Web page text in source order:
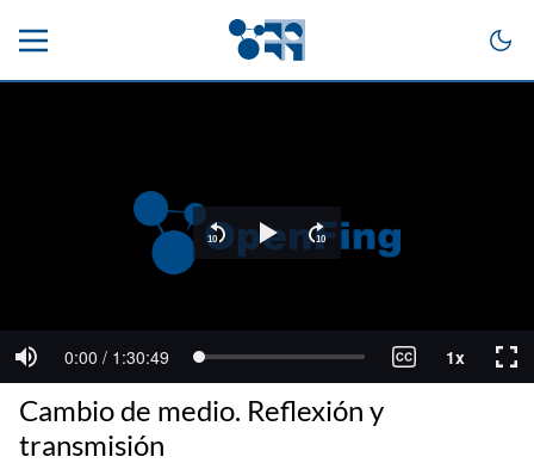
Cambio de medio. Reflexión y
transmisión